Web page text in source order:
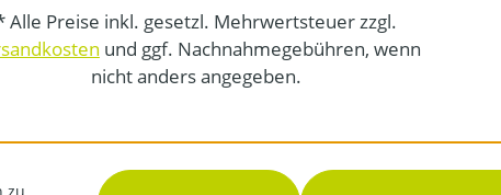
Alle Preise inkl. gesetzl. Mehrwertsteuer zzgl.
und ggf. Nachnahmegebühren, wenn
nicht anders angegeben.